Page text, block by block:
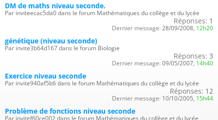
DM de maths niveau seconde.
Par inviteecac5da0 dans le forum Mathématiques du collège et du lycée
Réponses: 1
Dernier message: 28/09/2008, 12h20
génétique (niveau seconde)
Par invite3b64d167 dans le forum Biologie
Réponses: 3
Dernier message: 09/05/2007, 14h40
Exercice niveau seconde
Par invite940af5b6 dans le forum Mathématiques du collège et du lycée
Réponses: 12
Dernier message: 10/10/2005, 15h44
Problème de fonctions niveau seconde
Par invitef60ce002 dans le forum Mathématiques du collège et du lycée